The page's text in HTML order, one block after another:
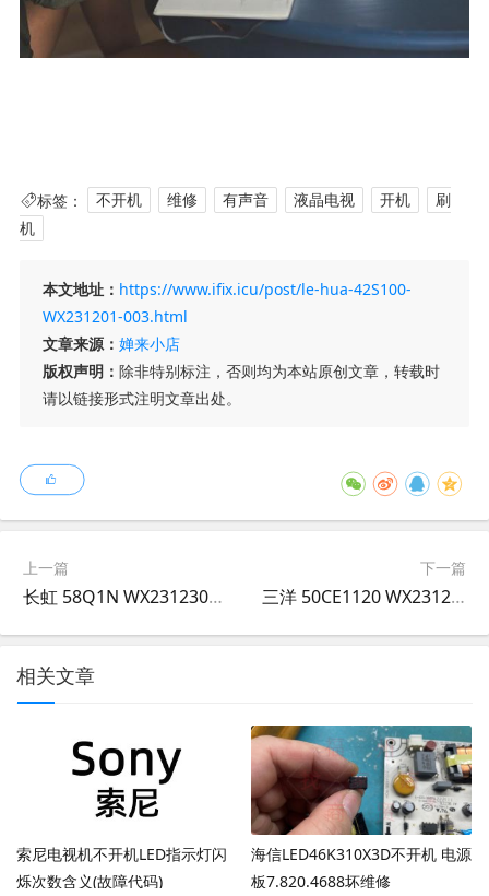
标签： 不开机 维修 有声音 液晶电视 开机
刷
机
本文地址： https://www.ifix.icu/post/le-hua-42S100-
WX231201-003.html
文章来源： 婵来小店
版权声明： 除非特别标注，否则均为本站原创文章，转载时
请以链接形式注明文章出处。
上一篇
长虹 58Q1N WX231230-010
下一篇
三洋 50CE1120 WX231206-001
相关文章
索尼电视机不开机LED指示灯闪
烁次数含义(故障代码)
海信LED46K310X3D不开机 电源
板7.820.4688坏维修